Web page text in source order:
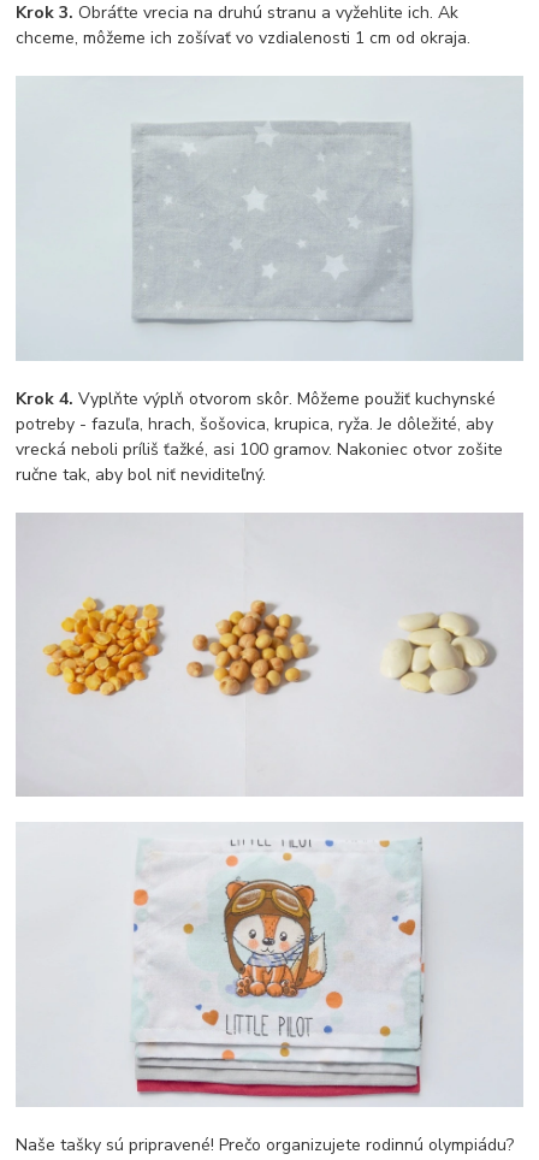
Krok 3.Obráťte vrecia na druhú stranu a vyžehlite ich. Ak
chceme, môžeme ich zošívať vo vzdialenosti 1 cm od okraja.
Krok 4.Vyplňte výplň otvorom skôr. Môžeme použiť kuchynské
potreby - fazuľa, hrach, šošovica, krupica, ryža. Je dôležité, aby
vrecká neboli príliš ťažké, asi 100 gramov. Nakoniec otvor zošite
ručne tak, aby bol niť neviditeľný.
Naše tašky sú pripravené! Prečo organizujete rodinnú olympiádu?